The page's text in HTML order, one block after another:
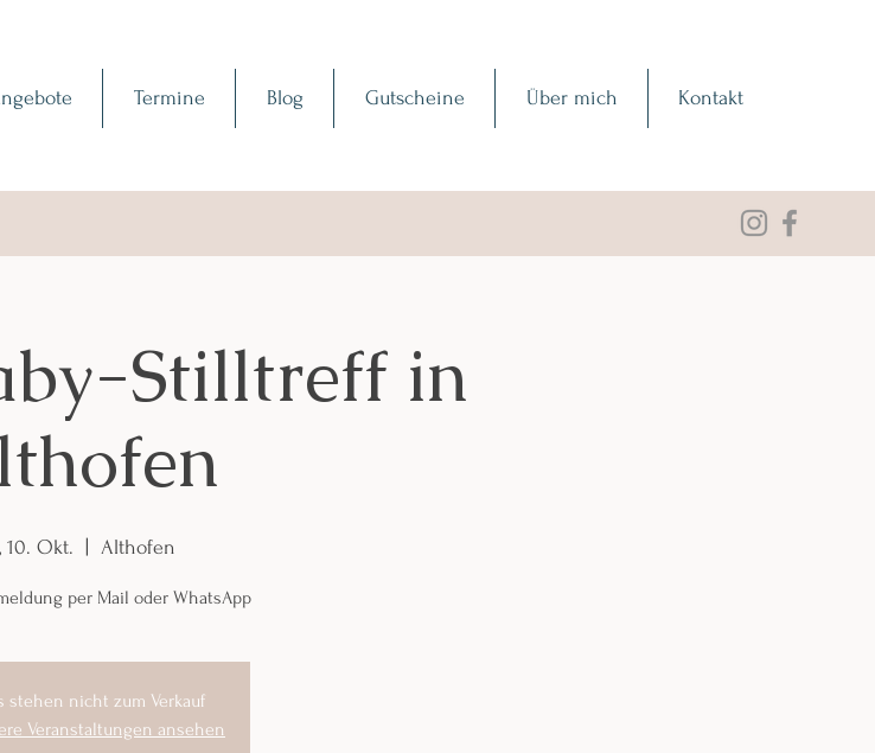
Termine Blog Gutscheine Über mich Kontakt
Stilltreff in
10. Okt. Althofen
per Mail oder WhatsApp
stehen nicht zum Verkauf
Veranstaltungen ansehen